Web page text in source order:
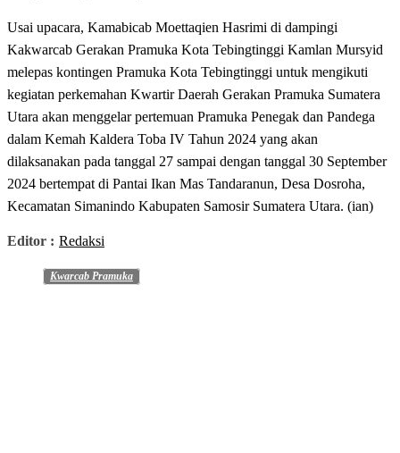
Usai upacara, Kamabicab Moettaqien Hasrimi di dampingi
Kakwarcab Gerakan Pramuka Kota Tebingtinggi Kamlan Mursyid
melepas kontingen Pramuka Kota Tebingtinggi untuk mengikuti
kegiatan perkemahan Kwartir Daerah Gerakan Pramuka Sumatera
Utara akan menggelar pertemuan Pramuka Penegak dan Pandega
dalam Kemah Kaldera Toba IV Tahun 2024 yang akan
dilaksanakan pada tanggal 27 sampai dengan tanggal 30 September
2024 bertempat di Pantai Ikan Mas Tandaranun, Desa Dosroha,
Kecamatan Simanindo Kabupaten Samosir Sumatera Utara. (ian)
Editor : Redaksi
Kwarcab Pramuka